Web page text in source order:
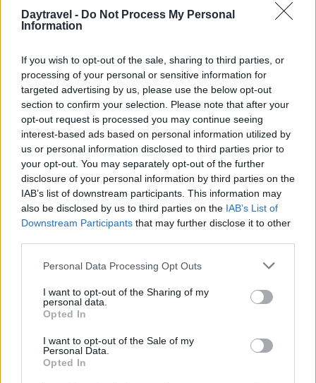
Daytravel - Do Not Process My Personal
Information
If you wish to opt-out of the sale, sharing to third parties, or
processing of your personal or sensitive information for
targeted advertising by us, please use the below opt-out
section to confirm your selection. Please note that after your
opt-out request is processed you may continue seeing
interest-based ads based on personal information utilized by
us or personal information disclosed to third parties prior to
your opt-out. You may separately opt-out of the further
disclosure of your personal information by third parties on the
IAB’s list of downstream participants. This information may
also be disclosed by us to third parties on the IAB’s List of
Downstream Participants that may further disclose it to other
Please note that this website/app uses one or more Google
not limited to your visit or usage behaviour. You may click to
grant or deny consent to Google and its third-party tags to
use your data for below specified purposes in below Google
consent section.
Personal Data Processing Opt Outs
I want to opt-out of the Sharing of my
personal data.
Opted In
I want to opt-out of the Sale of my
Personal Data.
Opted In
un archivio di fotografie d'epoca della città.
Continua a leggere